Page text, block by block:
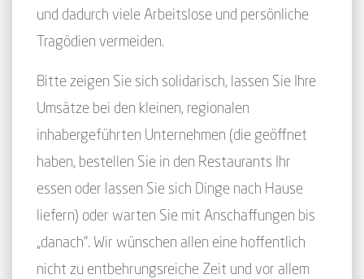
und dadurch viele Arbeitslose und persönliche
Tragödien vermeiden.
Bitte zeigen Sie sich solidarisch, lassen Sie Ihre
Umsätze bei den kleinen, regionalen
inhabergeführten Unternehmen (die geöffnet
haben, bestellen Sie in den Restaurants Ihr
essen oder lassen Sie sich Dinge nach Hause
liefern) oder warten Sie mit Anschaffungen bis
„danach“. Wir wünschen allen eine hoffentlich
nicht zu entbehrungsreiche Zeit und vor allem